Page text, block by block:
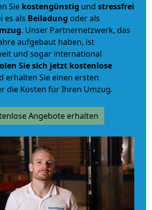
Sie kostengünstig und stressfrei
es als Beiladung oder als
. Unser Partnernetzwerk, das
aufgebaut haben, ist
und sogar international
Sie sich jetzt kostenlose
erhalten Sie einen ersten
die Kosten für Ihren Umzug.
Angebote erhalten